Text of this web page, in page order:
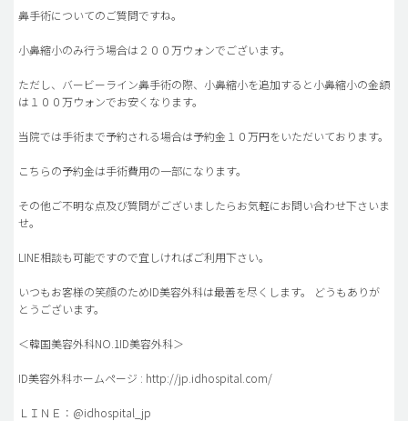
鼻手術についてのご質問ですね。
小鼻縮小のみ行う場合は２００万ウォンでございます。
ただし、バービーライン鼻手術の際、小鼻縮小を追加すると小鼻縮小の金額
は１００万ウォンでお安くなります。
当院では手術まで予約される場合は予約金１０万円をいただいております。
こちらの予約金は手術費用の一部になります。
その他ご不明な点及び質問がございましたらお気軽にお問い合わせ下さいま
せ。
LINE相談も可能ですので宜しければご利用下さい。
いつもお客様の笑顔のためID美容外科は最善を尽くします。 どうもありが
とうございます。
＜韓国美容外科NO.1ID美容外科＞
ID美容外科ホームページ : http://jp.idhospital.com/
ＬＩＮＥ：@idhospital_jp